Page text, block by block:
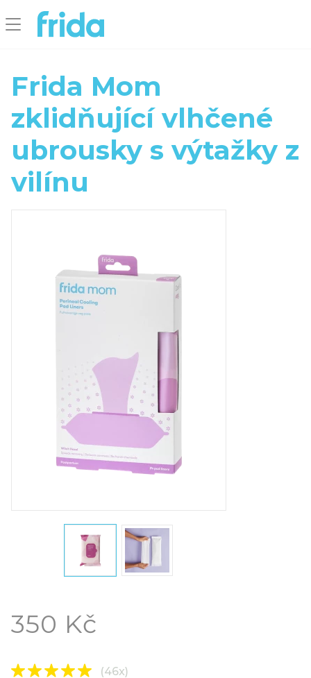
Frida Mom
zklidňující vlhčené
ubrousky s výtažky z
vilínu
350 Kč
(46x)